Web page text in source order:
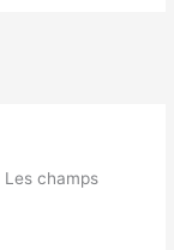
Les champs